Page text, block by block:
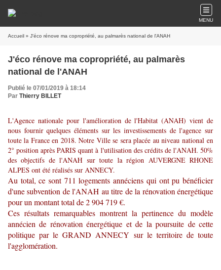
MENU
Accueil » J'éco rénove ma copropriété, au palmarès national de l'ANAH
J'éco rénove ma copropriété, au palmarès
national de l'ANAH
Publié le 07/01/2019 à 18:14
Par Thierry BILLET
L'Agence nationale pour l'amélioration de l'Habitat (ANAH) vient de
nous fournir quelques éléments sur les investissements de l'agence sur
toute la France en 2018. Notre Ville se sera placée au niveau national en
2° position après PARIS quant à l'utilisation des crédits de l'ANAH. 50%
des objectifs de l'ANAH sur toute la région AUVERGNE RHONE
ALPES ont été réalisés sur ANNECY.
Au total, ce sont 711 logements annéciens qui ont pu bénéficier
d'une subvention de l'ANAH au titre de la rénovation énergétique
pour un montant total de 2 904 719 €.
Ces résultats remarquables montrent la pertinence du modèle
annécien de rénovation énergétique et de la poursuite de cette
politique par le GRAND ANNECY sur le territoire de toute
l'agglomération.